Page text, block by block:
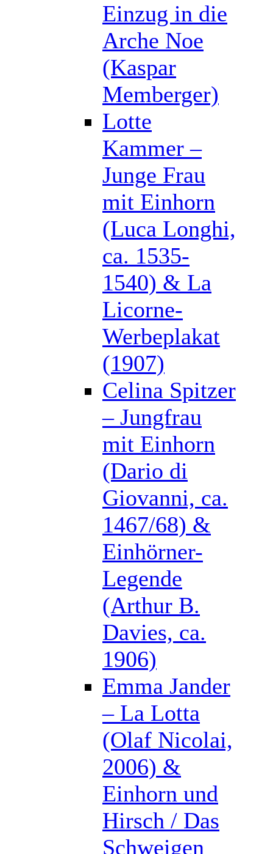
Einzug in die
Arche Noe
(Kaspar
Memberger)
Lotte
Kammer –
Junge Frau
mit Einhorn
(Luca Longhi,
ca. 1535-
1540) & La
Licorne-
Werbeplakat
(1907)
Celina Spitzer
– Jungfrau
mit Einhorn
(Dario di
Giovanni, ca.
1467/68) &
Einhörner-
Legende
(Arthur B.
Davies, ca.
1906)
Emma Jander
– La Lotta
(Olaf Nicolai,
2006) &
Einhorn und
Hirsch / Das
Schweigen